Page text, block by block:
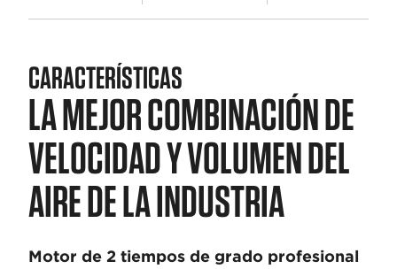
CARACTERÍSTICAS
LA MEJOR COMBINACIÓN DE
VELOCIDAD Y VOLUMEN DEL
AIRE DE LA INDUSTRIA
Motor de 2 tiempos de grado profesional